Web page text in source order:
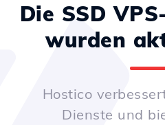
Die SSD
wurden
Hostico
Dienste und